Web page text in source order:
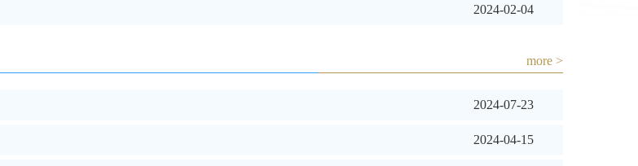
2024-02-04
more >
2024-07-23
2024-04-15